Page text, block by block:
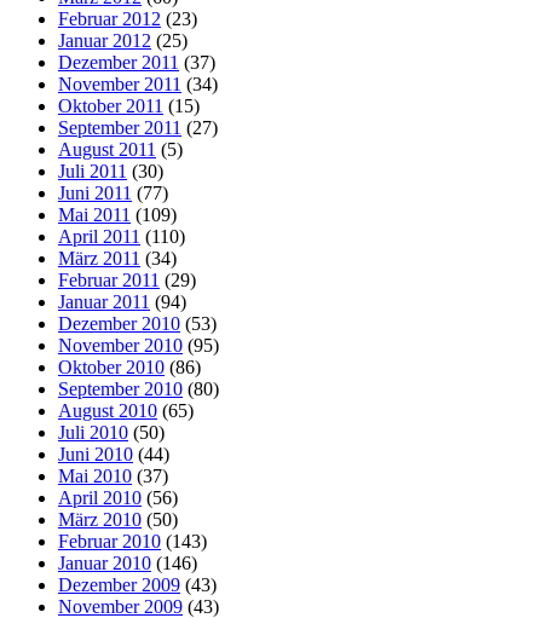
Februar 2012 (23)
Januar 2012 (25)
Dezember 2011 (37)
November 2011 (34)
Oktober 2011 (15)
September 2011 (27)
August 2011 (5)
Juli 2011 (30)
Juni 2011 (77)
Mai 2011 (109)
April 2011 (110)
März 2011 (34)
Februar 2011 (29)
Januar 2011 (94)
Dezember 2010 (53)
November 2010 (95)
Oktober 2010 (86)
September 2010 (80)
August 2010 (65)
Juli 2010 (50)
Juni 2010 (44)
Mai 2010 (37)
April 2010 (56)
März 2010 (50)
Februar 2010 (143)
Januar 2010 (146)
Dezember 2009 (43)
November 2009 (43)